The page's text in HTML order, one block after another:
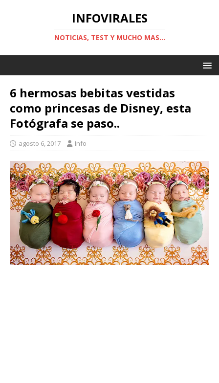
INFOVIRALES
NOTICIAS, TEST Y MUCHO MAS...
6 hermosas bebitas vestidas
como princesas de Disney, esta
Fotógrafa se paso..
agosto 6, 2017 Info